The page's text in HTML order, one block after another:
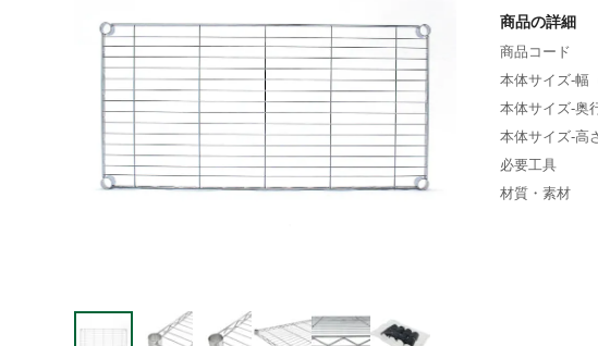
商品の詳細
商品コード
本体サイズ-幅
本体サイズ-奥
本体サイズ-高
必要工具
材質・素材